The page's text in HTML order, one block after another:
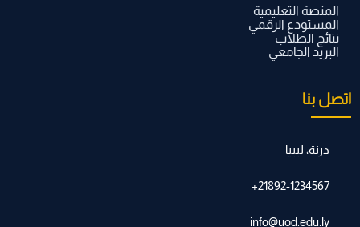
المنصة التعليمية
المستودع الرقمي
نتائج الطلاب
البريد الجامعي
اتصل بنا
درنة، ليبيا
21892-1234567+
info@uod.edu.ly